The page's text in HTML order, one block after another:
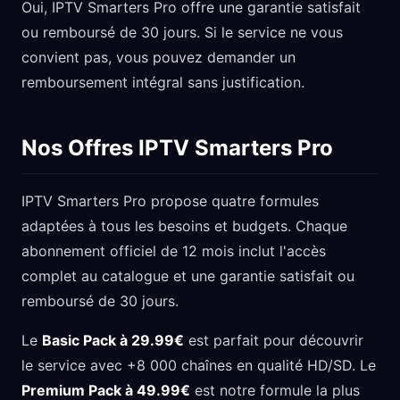
Oui, IPTV Smarters Pro offre une garantie satisfait
ou remboursé de 30 jours. Si le service ne vous
convient pas, vous pouvez demander un
remboursement intégral sans justification.
Nos Offres IPTV Smarters Pro
IPTV Smarters Pro propose quatre formules
adaptées à tous les besoins et budgets. Chaque
abonnement officiel de 12 mois inclut l'accès
complet au catalogue et une garantie satisfait ou
remboursé de 30 jours.
Le Basic Pack à 29.99€ est parfait pour découvrir
le service avec +8 000 chaînes en qualité HD/SD. Le
Premium Pack à 49.99€ est notre formule la plus